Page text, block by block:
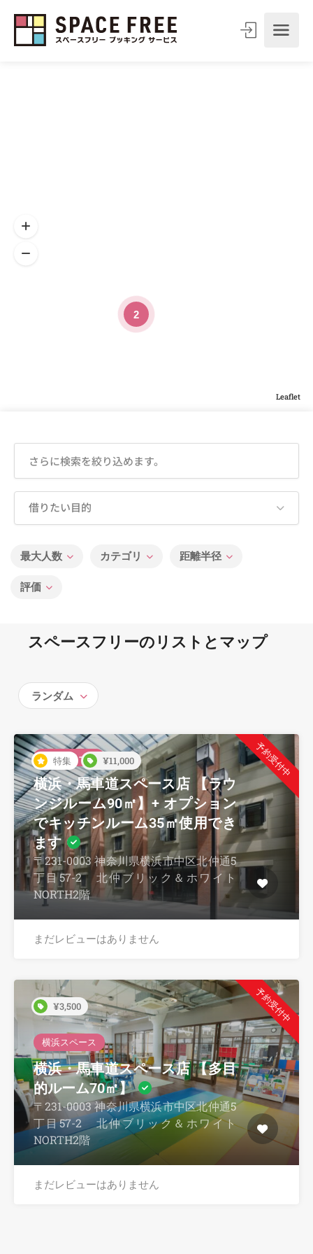
借りたい目的
最大人数 カテゴリ 距離半径
評価
スペースフリーのリストとマップ
ランダム
特集 ¥11,000 予約受付中
横浜スペース
横浜・馬車道スペース店 【ラウ
ンジルーム90㎡】+ オプション
でキッチンルーム35㎡使用でき
ます
〒231-0003 神奈川県横浜市中区北仲通5
丁目57-2 北仲ブリック＆ホワイト
NORTH2階
まだレビューはありません
¥3,500 予約受付中
横浜スペース
横浜・馬車道スペース店 【多目
的ルーム70㎡】
〒231-0003 神奈川県横浜市中区北仲通5
丁目57-2 北仲ブリック＆ホワイト
NORTH2階
まだレビューはありません
2
Leaflet